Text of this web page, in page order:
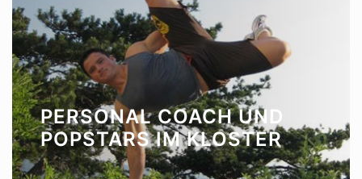
PERSONAL COACH UND
POPSTARS IM KLOSTER